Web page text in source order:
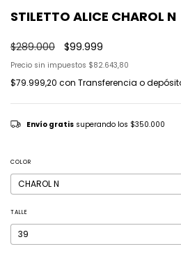
STILETTO ALICE CHAROL N
$289.000 $99.999
Precio sin impuestos $82.643,80
$79.999,20 con Transferencia o
Envío gratis superando los $350.000
COLOR
TALLE